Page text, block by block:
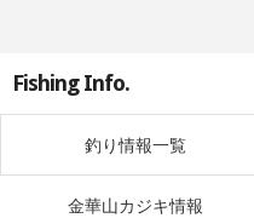
施設案内
Fishing Info.
釣り情報一覧
金華山カジキ情報